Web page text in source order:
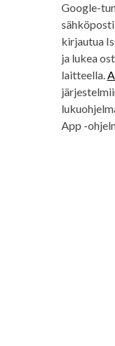
Google-
kirjautua
ja lukea
laitteella.
App -